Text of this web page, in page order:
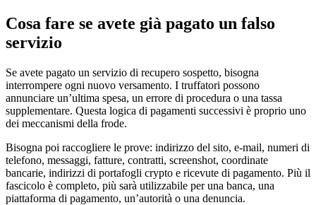
Cosa fare se avete già pagato un falso
servizio
Se avete pagato un servizio di recupero sospetto, bisogna
interrompere ogni nuovo versamento. I truffatori possono
annunciare un’ultima spesa, un errore di procedura o una tassa
supplementare. Questa logica di pagamenti successivi è proprio uno
dei meccanismi della frode.
Bisogna poi raccogliere le prove: indirizzo del sito, e-mail, numeri di
telefono, messaggi, fatture, contratti, screenshot, coordinate
bancarie, indirizzi di portafogli crypto e ricevute di pagamento. Più il
fascicolo è completo, più sarà utilizzabile per una banca, una
piattaforma di pagamento, un’autorità o una denuncia.